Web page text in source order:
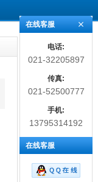
在线客服
电话:
021-32205897
传真:
021-52500777
手机:
13795314192
在线客服